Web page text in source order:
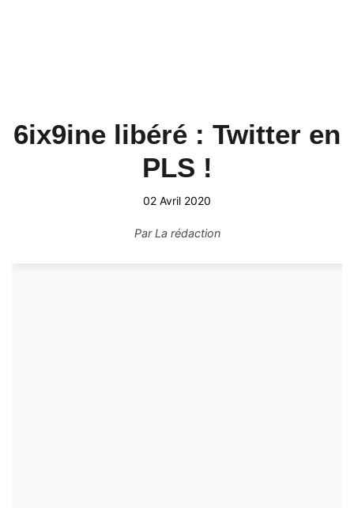
6ix9ine libéré : Twitter en
PLS !
02 Avril 2020
ParLa rédaction